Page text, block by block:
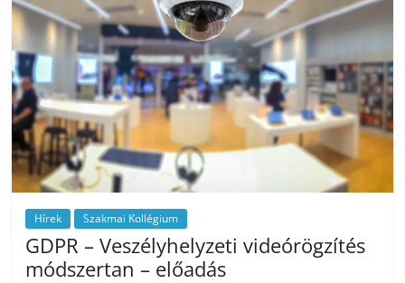
Hírek Szakmai Kollégium
GDPR – Veszélyhelyzeti videórögzítés
módszertan – előadás